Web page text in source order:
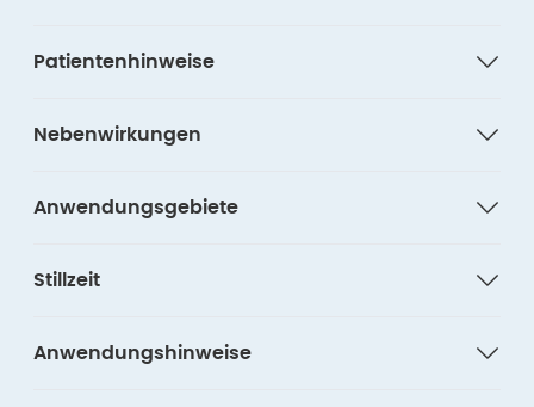
Patientenhinweise
Nebenwirkungen
Anwendungsgebiete
Stillzeit
Anwendungshinweise